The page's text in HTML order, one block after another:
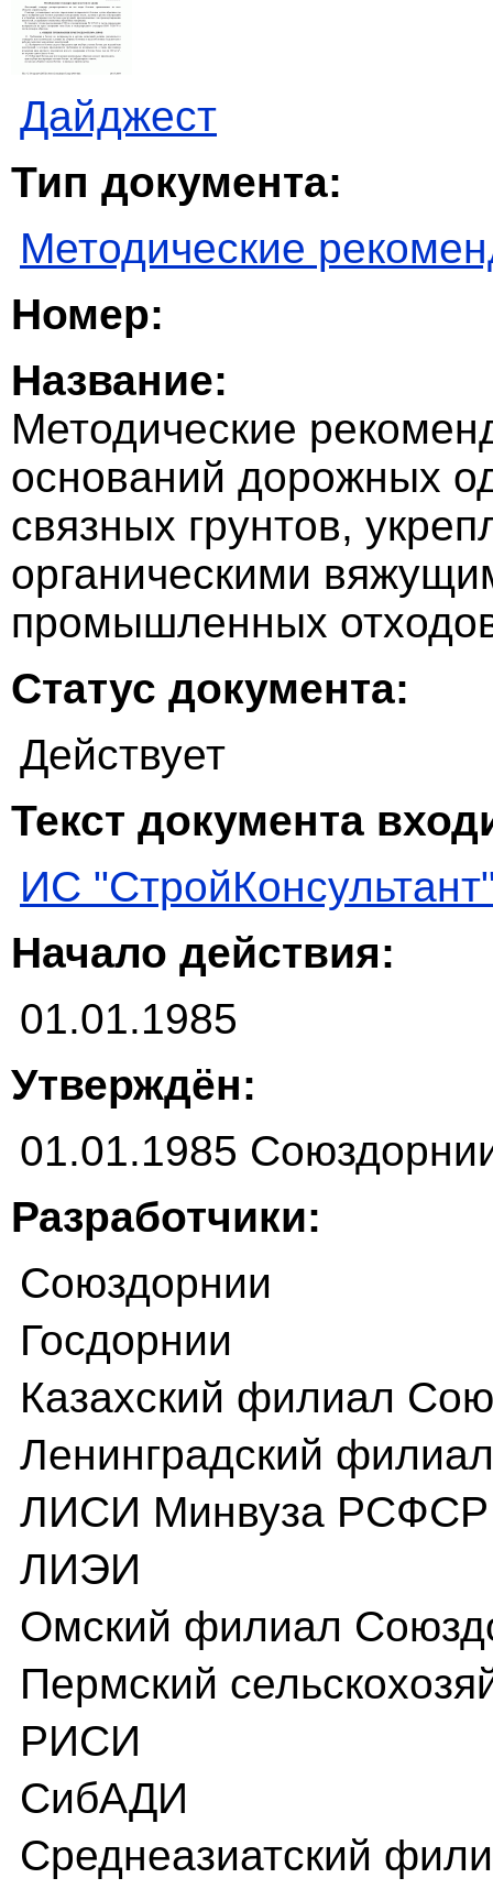
Дайджест
Тип документа:
Методические
Номер:
Название:
Методические
оснований дорожных
связных грунтов,
органическими
промышленных
Статус документа:
Действует
Текст документа
ИС
Начало действия:
01.01.1985
Утверждён:
01.01.1985
Разработчики:
Союздорнии
Госдорнии
Казахский филиал
Ленинградский
ЛИСИ Минвуза РСФСР
ЛИЭИ
Омский филиал
Пермский
РИСИ
СибАДИ
Среднеазиатский